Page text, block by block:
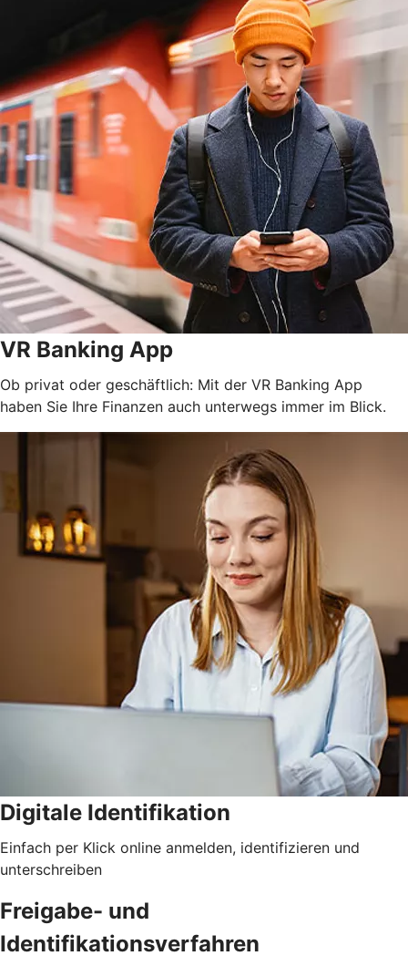
VR Banking App
Ob privat oder geschäftlich: Mit der VR Banking App
haben Sie Ihre Finanzen auch unterwegs immer im Blick.
Digitale Identifikation
Einfach per Klick online anmelden, identifizieren und
unterschreiben
Freigabe- und
Identifikationsverfahren